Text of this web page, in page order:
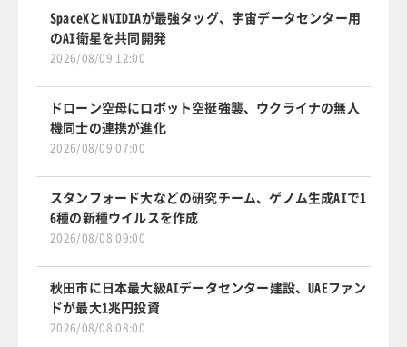
SpaceXとNVIDIAが最強タッグ、宇宙データセンター用
のAI衛星を共同開発
2026/08/09 12:00
ドローン空母にロボット空挺強襲、ウクライナの無人
機同士の連携が進化
2026/08/09 07:00
スタンフォード大などの研究チーム、ゲノム生成AIで1
6種の新種ウイルスを作成
2026/08/08 09:00
秋田市に日本最大級AIデータセンター建設、UAEファン
ドが最大1兆円投資
2026/08/08 08:00